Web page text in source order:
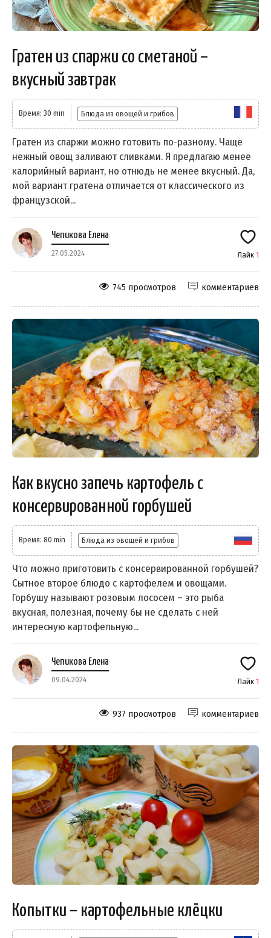
Гратен из спаржи со сметаной –
вкусный завтрак
Время: 30 min Блюда из овощей и грибов
Гратен из спаржи можно готовить по-разному. Чаще
нежный овощ заливают сливками. Я предлагаю менее
калорийный вариант, но отнюдь не менее вкусный. Да,
мой вариант гратена отличается от классического из
французской...
Чепикова Елена
27.05.2024 Лайк 1
комментариев
745 просмотров
Как вкусно запечь картофель с
консервированной горбушей
Время: 80 min Блюда из овощей и грибов
Что можно приготовить с консервированной горбушей?
Сытное второе блюдо с картофелем и овощами.
Горбушу называют розовым лососем – это рыба
вкусная, полезная, почему бы не сделать с ней
интересную картофельную...
Чепикова Елена
09.04.2024 Лайк 1
комментариев
937 просмотров
Копытки – картофельные клёцки